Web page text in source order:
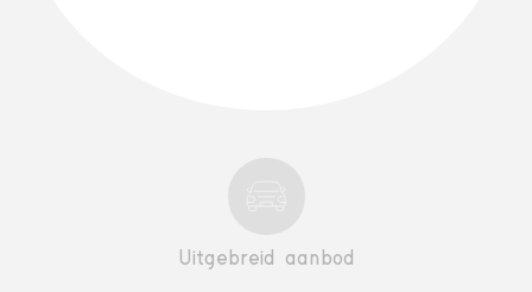
Uitgebreid aanbod